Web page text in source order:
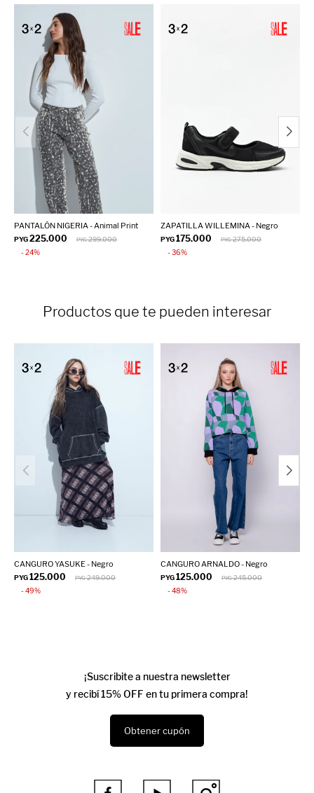
PANTALÓN NIGERIA - Animal Print
PYG225.000 PYG 299.000
24
ZAPATILLA WILLEMINA - Negro
PYG175.000 PYG 275.000
36
Productos que te pueden interesar
CANGURO YASUKE - Negro
PYG125.000 PYG 249.000
49
CANGURO ARNALDO - Negro
PYG125.000 PYG 245.000
48
¡Suscribite a nuestra newsletter
y recibí 15% OFF en tu primera compra!
Obtener cupón